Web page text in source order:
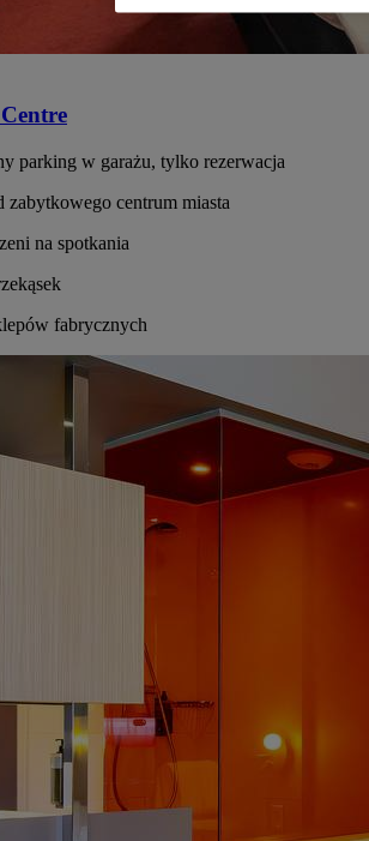
parking w garażu, tylko rezerwacja
zabytkowego centrum miasta
na spotkania
fabrycznych